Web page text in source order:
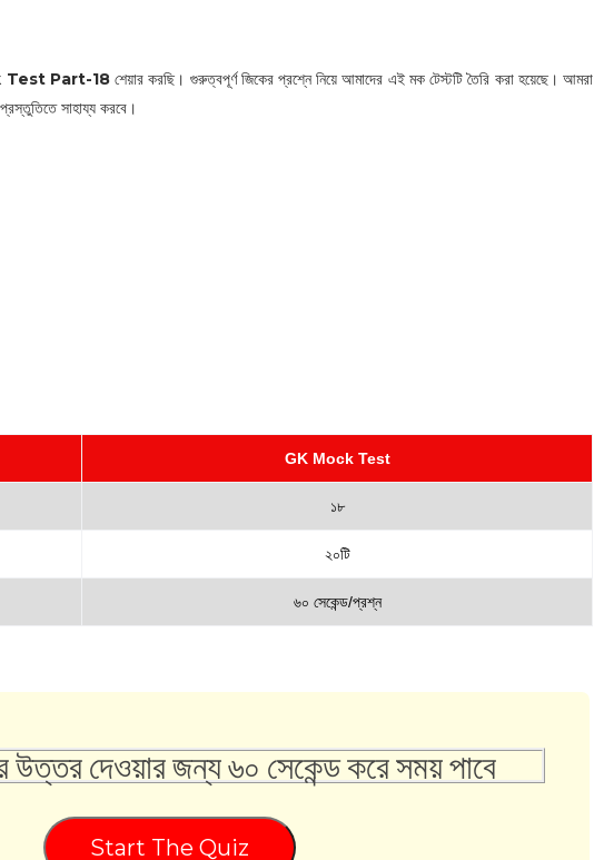
Test Part-18শেয়ার করছি। গুরুত্বপূর্ণ জিকের প্রশ্নে নিয়ে আমাদের এই মক টেস্টটি তৈরি করা হয়েছে। আমরা
সাহায্য করবে।
GK Mock Test
১৮
২০টি
৬০ সেকেন্ড/প্রশ্ন
উত্তর দেওয়ার জন্য ৬০ সেকেন্ড করে সময় পাবে
Start The Quiz